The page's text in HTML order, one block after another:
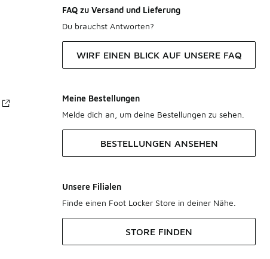
FAQ zu Versand und Lieferung
Du brauchst Antworten?
WIRF EINEN BLICK AUF UNSERE FAQ
Meine Bestellungen
Melde dich an, um deine Bestellungen zu sehen.
BESTELLUNGEN ANSEHEN
Unsere Filialen
Finde einen Foot Locker Store in deiner Nähe.
STORE FINDEN